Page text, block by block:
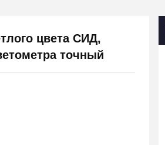
цвета СИД,
точный